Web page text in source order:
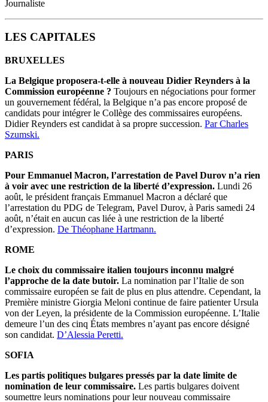
Journaliste
LES CAPITALES
BRUXELLES
La Belgique proposera-t-elle à nouveau Didier Reynders à la
Commission européenne ? Toujours en négociations pour former
un gouvernement fédéral, la Belgique n’a pas encore proposé de
candidats pour intégrer le Collège des commissaires européens.
Didier Reynders est candidat à sa propre succession. Par Charles
Szumski.
PARIS
Pour Emmanuel Macron, l’arrestation de Pavel Durov n’a rien
à voir avec une restriction de la liberté d’expression. Lundi 26
août, le président français Emmanuel Macron a déclaré que
l’arrestation du PDG de Telegram, Pavel Durov, à Paris samedi 24
août, n’était en aucun cas liée à une restriction de la liberté
d’expression. De Théophane Hartmann.
ROME
Le choix du commissaire italien toujours inconnu malgré
l’approche de la date butoir. La nomination par l’Italie de son
commissaire européen se fait de plus en plus attendre. Cependant, la
Première ministre Giorgia Meloni continue de faire patienter Ursula
von der Leyen, la présidente de la Commission européenne. L’Italie
demeure l’un des cinq États membres n’ayant pas encore désigné
son candidat. D’Alessia Peretti.
SOFIA
Les partis politiques bulgares pressés par la date limite de
nomination de leur commissaire. Les partis bulgares doivent
soumettre leurs nominations pour leur nouveau commissaire